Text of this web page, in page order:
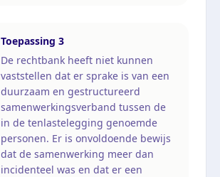
Toepassing 3
De rechtbank heeft niet kunnen
vaststellen dat er sprake is van een
duurzaam en gestructureerd
samenwerkingsverband tussen de
in de tenlastelegging genoemde
personen. Er is onvoldoende bewijs
dat de samenwerking meer dan
incidenteel was en dat er een